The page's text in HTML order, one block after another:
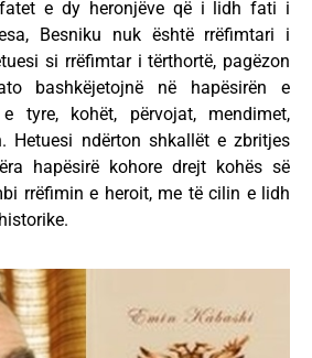
e dy heronjëve që i lidh fati i
Besniku nuk është rrëfimtari i
si rrëfimtar i tërthortë, pagëzon
bashkëjetojnë në hapësirën e
tyre, kohët, përvojat, mendimet,
Hetuesi ndërton shkallët e zbritjes
hapësirë kohore drejt kohës së
rrëfimin e heroit, me të cilin e lidh